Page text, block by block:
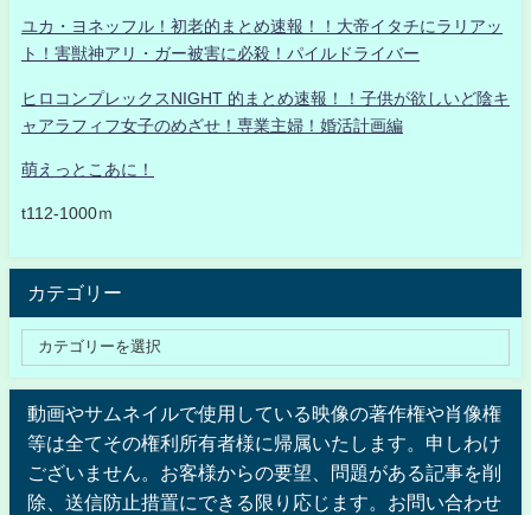
ユカ・ヨネッフル！初老的まとめ速報！！大帝イタチにラリアッ
ト！害獣神アリ・ガー被害に必殺！パイルドライバー
ヒロコンプレックスNIGHT 的まとめ速報！！子供が欲しいど陰キ
ャアラフィフ女子のめざせ！専業主婦！婚活計画編
萌えっとこあに！
t112-1000ｍ
カテゴリー
動画やサムネイルで使用している映像の著作権や肖像権
等は全てその権利所有者様に帰属いたします。申しわけ
ございません。お客様からの要望、問題がある記事を削
除、送信防止措置にできる限り応じます。お問い合わせ